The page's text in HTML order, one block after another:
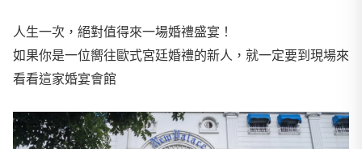
人生一次，絕對值得來一場婚禮盛宴！
如果你是一位嚮往歐式宮廷婚禮的新人，就一定要到現場來
看看這家婚宴會館